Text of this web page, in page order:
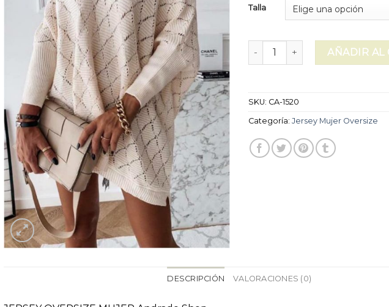
Talla
jersey mujer oversize cantidad
AÑADIR AL
SKU: CA-1520
Categoría:Jersey Mujer Oversize
DESCRIPCIÓN VALORACIONES (0)